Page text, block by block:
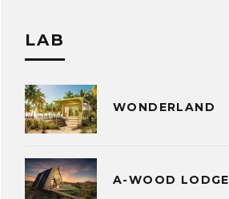
LAB
WONDERLAND
A-WOOD LODGE